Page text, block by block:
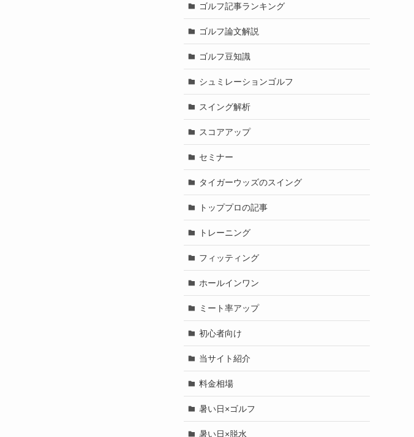
ゴルフ記事ランキング
ゴルフ論文解説
ゴルフ豆知識
シュミレーションゴルフ
スイング解析
スコアアップ
セミナー
タイガーウッズのスイング
トッププロの記事
トレーニング
フィッティング
ホールインワン
ミート率アップ
初心者向け
当サイト紹介
料金相場
暑い日×ゴルフ
暑い日×脱水